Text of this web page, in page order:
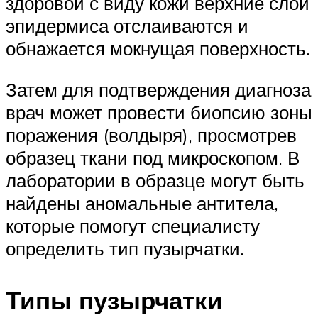
эпидермиса отслаиваются и
обнажается мокнущая поверхность.
Затем для подтверждения диагноза
врач может провести биопсию зоны
поражения (волдыря), просмотрев
образец ткани под микроскопом. В
лаборатории в образце могут быть
найдены аномальные антитела,
которые помогут специалисту
определить тип пузырчатки.
Типы пузырчатки